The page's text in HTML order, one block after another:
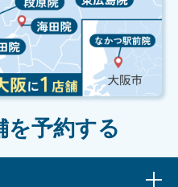
を予約する